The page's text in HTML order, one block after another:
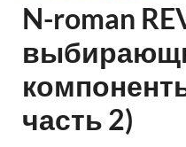
N-roman
часть 2)